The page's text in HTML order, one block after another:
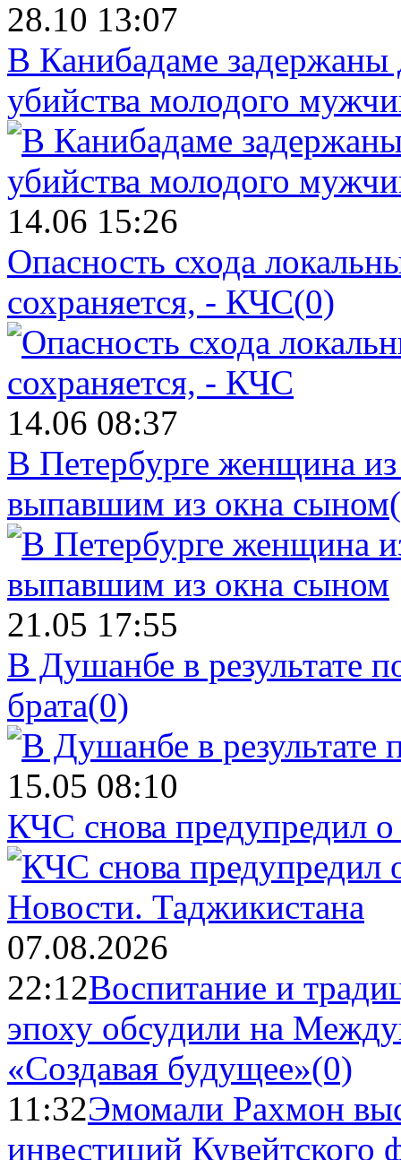
28.10 13:07
В Канибадаме задержаны
убийства молодого
14.06 15:26
Опасность схода
сохраняется, - КЧС(0)
14.06 08:37
В Петербурге женщина
выпавшим из окна сыном
21.05 17:55
В Душанбе в результате
брата(0)
15.05 08:10
КЧС снова предупредил
Новости. Таджикистана
07.08.2026
22:12Воспитание и
эпоху обсудили на
«Создавая будущее»(0)
11:32Эмомали Рахмон
инвестиций Кувейтского